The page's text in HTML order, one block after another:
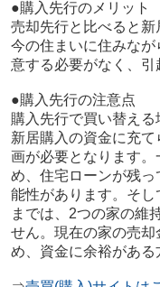
●購入先行のメリット
売却先行と比べると新
今の住まいに住みな
意する必要がなく、引
●購入先行の注意点
購入先行で買い替え
新居購入の資金に充
画が必要となります
め、住宅ローンが残
能性があります。そ
までは、2つの家の維
せん。 現在の家の売却
め、資金に余裕がある